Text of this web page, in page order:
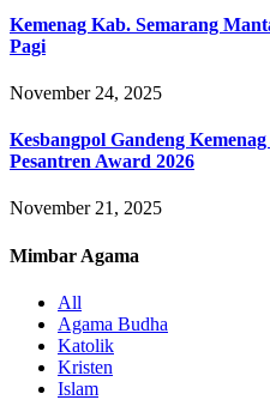
Kemenag Kab. Semarang
Pagi
November 24, 2025
Kesbangpol Gandeng
Pesantren Award 2026
November 21, 2025
Mimbar Agama
All
Agama Budha
Katolik
Kristen
Islam